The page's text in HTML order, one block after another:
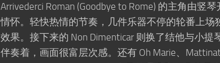
Arrivederci Roman (Goodbye to Rome) 的主角由竖
情怀。轻快热情的节奏，几件乐器不停的轮番上
效果。接下来的 Non Dimenticar 则换了结他与小
伴奏着，画面很富层次感。还有 Oh Marie、